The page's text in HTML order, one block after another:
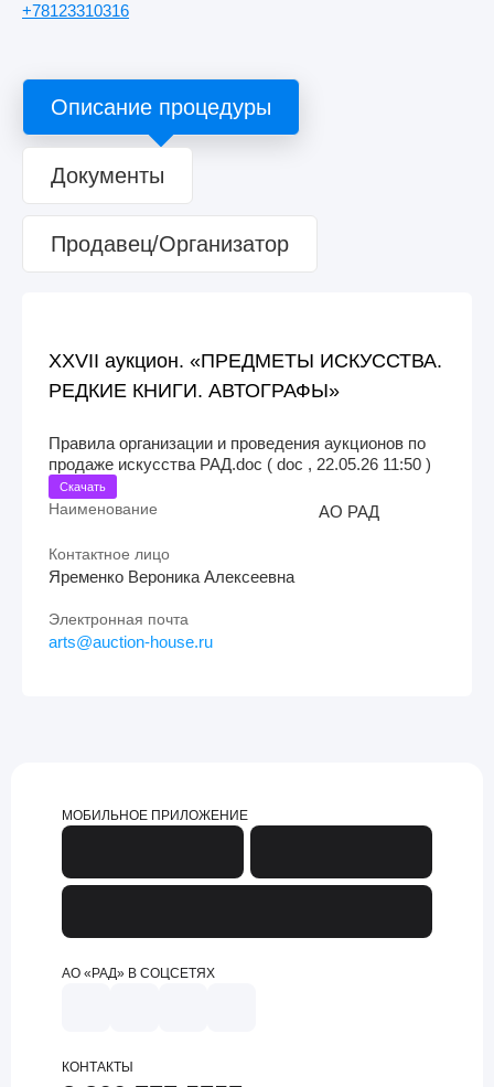
+78123310316
Описание процедуры
Документы
Продавец/Организатор
XXVII аукцион. «ПРЕДМЕТЫ ИСКУССТВА.
РЕДКИЕ КНИГИ. АВТОГРАФЫ»
Правила организации и проведения аукционов по
продаже искусства РАД.doc ( doc , 22.05.26 11:50 )
Скачать
Наименование АО РАД
Контактное лицо
Яременко Вероника Алексеевна
Электронная почта
arts@auction-house.ru
МОБИЛЬНОЕ ПРИЛОЖЕНИЕ
АО «РАД» В СОЦСЕТЯХ
КОНТАКТЫ